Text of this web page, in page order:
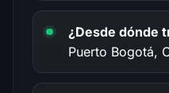
¿Desde dónde
Puerto Bogotá,